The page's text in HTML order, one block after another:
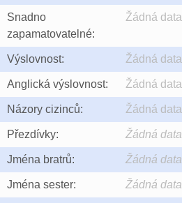
Snadno
zapamatovatelné:
Žádná data
Výslovnost: Žádná data
Anglická výslovnost: Žádná data
Názory cizinců: Žádná data
Přezdívky: Žádná data
Jména bratrů: Žádná data
Jména sester: Žádná data